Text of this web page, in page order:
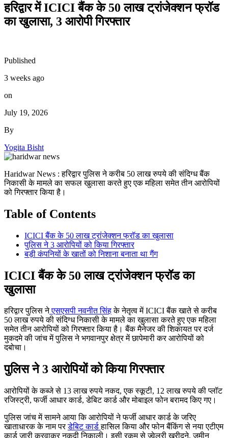
हरिद्वार में ICICI बैंक के 50 लाख ट्रांजेक्शन फ्रॉड
का खुलासा, 3 आरोपी गिरफ्तार
Published
3 weeks ago
on
July 19, 2026
By
Yogita Bisht
Haridwar News : हरिद्वार पुलिस ने करीब 50 लाख रुपये की संदिग्ध बैंक
निकासी के मामले का सफल खुलासा करते हुए एक महिला समेत तीन आरोपियों
को गिरफ्तार किया है।
Table of Contents
ICICI बैंक के 50 लाख ट्रांजेक्शन फ्रॉड का खुलासा
पुलिस ने 3 आरोपियों को किया गिरफ्तार
बड़ी कंपनियों के खातों को निशाना बनाता था गैंग
ICICI बैंक के 50 लाख ट्रांजेक्शन फ्रॉड का
खुलासा
हरिद्वार पुलिस नेएसएसपी नवनीत सिंहके नेतृत्व में ICICI बैंक खाते से करीब
50 लाख रुपये की संदिग्ध निकासी के मामले का खुलासा करते हुए एक महिला
समेत तीन आरोपियों को गिरफ्तार किया है। बैंक मैनेजर की शिकायत पर दर्ज
मुकदमे की जांच में पुलिस ने भगवानपुर क्षेत्र में छापेमारी कर आरोपियों को
दबोचा।
पुलिस ने 3 आरोपियों को किया गिरफ्तार
आरोपियों के कब्जे से 13 लाख रुपये नकद, एक स्कूटी, 12 लाख रुपये की प्लॉट
रजिस्ट्री, फर्जी आधार कार्ड, डेबिट कार्ड और मोबाइल फोन बरामद किए गए।
पुलिस जांच में सामने आया कि आरोपियों ने फर्जी आधार कार्ड के जरिए
खाताधारक के नाम परडेबिट कार्डहासिल किया और फोन बैंकिंग से नया एटीएम
कार्ड जारी करवाकर नकदी निकाली। इसी रकम से ज्वेलरी खरीदने, जमीन